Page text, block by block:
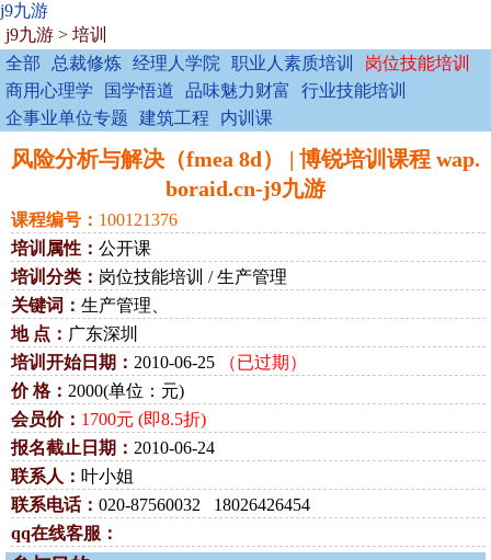
j9九游
j9九游 > 培训
全部
总裁修炼 经理人学院 职业人素质培训
岗位技能培训
商用心理学
国学悟道 品味魅力财富
行业技能培训
企事业单位专题
建筑工程 内训课
风险分析与解决（fmea 8d） | 博锐培训课程 wap.
boraid.cn-j9九游
课程编号： 100121376
培训属性： 公开课
培训分类： 岗位技能培训 / 生产管理
关键词： 生产管理、
地 点： 广东深圳
培训开始日期： 2010-06-25
（已过期）
价 格： 2000(单位：元)
会员价： 1700元 (即8.5折)
报名截止日期： 2010-06-24
联系人： 叶小姐
联系电话： 020-87560032 18026426454
qq在线客服：